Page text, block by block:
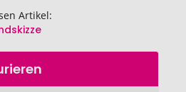
Artikel: